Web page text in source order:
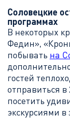
Соловецкие
программах
В некоторых
Федин»,
побывать на
гостей
отправиться
посетить
экскурсиями